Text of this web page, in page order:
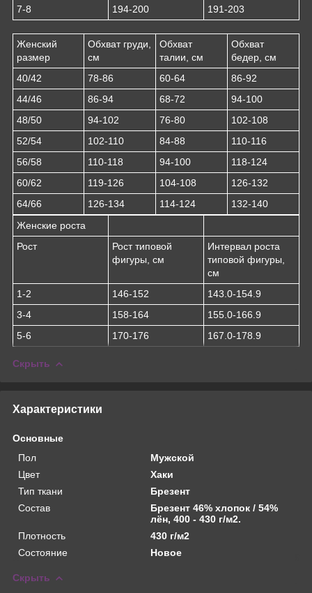
7-8 194-200 191-203
Женский
размер
Обхват груди,
см
Обхват
талии, см
Обхват
бедер, см
40/42
78-86 60-64
86-92
44/46
86-94 68-72
94-100
48/50
94-102 76-80
102-108
52/54
102-110 84-88
110-116
56/58
110-118 94-100
118-124
60/62
119-126 104-108
126-132
64/66
126-134 114-124
132-140
Женские роста
Рост
Рост типовой
фигуры, см
Интервал роста
типовой фигуры,
см
1-2
146-152
143.0-154.9
3-4
158-164
155.0-166.9
5-6
170-176 167.0-178.9
Скрыть
Характеристики
Основные
Пол
Мужской
Цвет
Хаки
Тип ткани
Брезент
Состав
Брезент 46% хлопок / 54%
лён, 400 - 430 г/м2.
Плотность
430 г/м2
Состояние
Новое
Скрыть